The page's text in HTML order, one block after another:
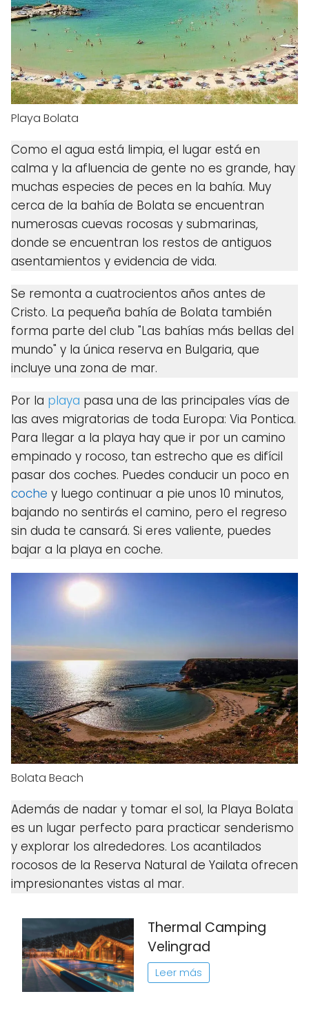
Playa Bolata
Como el agua está limpia, el lugar está en
calma y la afluencia de gente no es grande, hay
muchas especies de peces en la bahía. Muy
cerca de la bahía de Bolata se encuentran
numerosas cuevas rocosas y submarinas,
donde se encuentran los restos de antiguos
asentamientos y evidencia de vida.
Se remonta a cuatrocientos años antes de
Cristo. La pequeña bahía de Bolata también
forma parte del club "Las bahías más bellas del
mundo" y la única reserva en Bulgaria, que
incluye una zona de mar.
Por la playa pasa una de las principales vías de
las aves migratorias de toda Europa: Via Pontica.
Para llegar a la playa hay que ir por un camino
empinado y rocoso, tan estrecho que es difícil
pasar dos coches. Puedes conducir un poco en
coche y luego continuar a pie unos 10 minutos,
bajando no sentirás el camino, pero el regreso
sin duda te cansará. Si eres valiente, puedes
bajar a la playa en coche.
Bolata Beach
Además de nadar y tomar el sol, la Playa Bolata
es un lugar perfecto para practicar senderismo
y explorar los alrededores. Los acantilados
rocosos de la Reserva Natural de Yailata ofrecen
impresionantes vistas al mar.
Thermal Camping
Velingrad
Leer más